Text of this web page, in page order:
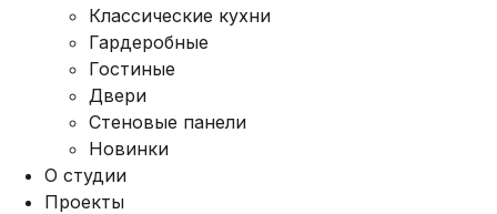
Классические кухни
Гардеробные
Гостиные
Двери
Стеновые панели
Новинки
О студии
Проекты